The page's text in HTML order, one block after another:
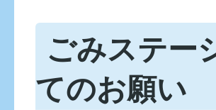
ごみステー
てのお願い